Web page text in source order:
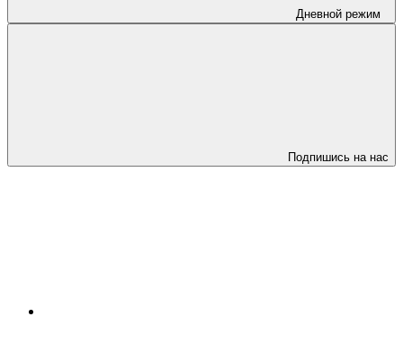
Дневной режим
Подпишись на нас